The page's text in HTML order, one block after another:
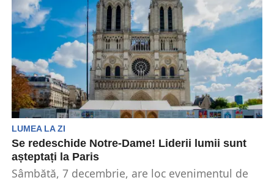
LUMEA LA ZI
Se redeschide Notre-Dame! Liderii lumii sunt
așteptați la Paris
Sâmbătă, 7 decembrie, are loc evenimentul de